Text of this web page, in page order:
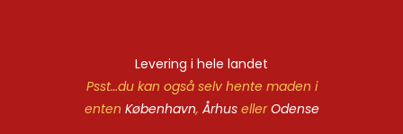
Levering i hele landet
Psst…du kan også selv hente maden i
enten København, ÅrhusellerOdense